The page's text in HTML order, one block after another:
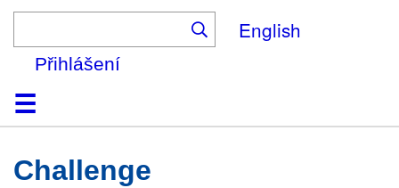
English
Přihlášení
DomůKolekce
Prohlížení
Vyhledávání
O platformě
Nápověda
KontaktDigitalia
Challenge